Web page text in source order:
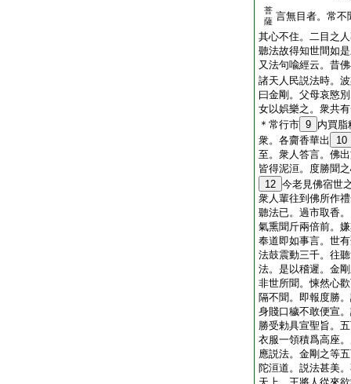
菩
薩 言無目者。常不
其心不住。二目之
聽法故得知世間如
又法句喩經云。昔
諸天人民説法時。
曰金剛。父母哀愍
女以娯樂之。衆共
＊常行市 9 内買脂
衆。各齎香華出
10
至。衆人答言。佛
皆得泥洹。度勝聞
12 今老見佛宿世
衆人輩往到佛所作
聽法已。過市取香
氣熏聞斤兩倍前。
奉道即如事言。世
法鼓震動三千。往
法。是以稽遲。金
非世所聞。悚然心
隔不聞。即報度勝
身賤口穢不敢便宣
勝受勅具宣聖旨。
衣服一領積爲高座
應説法。金剛之等
陀洹道。説法甚美